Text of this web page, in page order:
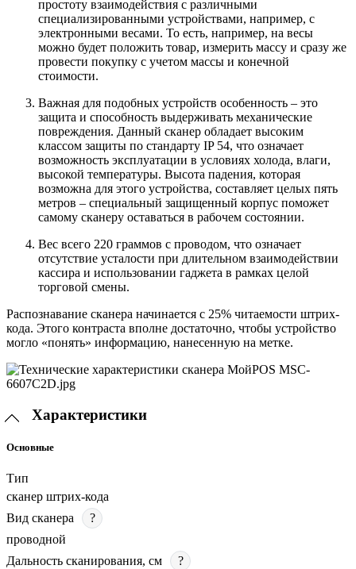
простоту взаимодействия с различными
специализированными устройствами, например, с
электронными весами. То есть, например, на весы
можно будет положить товар, измерить массу и сразу же
провести покупку с учетом массы и конечной
стоимости.
Важная для подобных устройств особенность – это
защита и способность выдерживать механические
повреждения. Данный сканер обладает высоким
классом защиты по стандарту IP 54, что означает
возможность эксплуатации в условиях холода, влаги,
высокой температуры. Высота падения, которая
возможна для этого устройства, составляет целых пять
метров – специальный защищенный корпус поможет
самому сканеру оставаться в рабочем состоянии.
Вес всего 220 граммов с проводом, что означает
отсутствие усталости при длительном взаимодействии
кассира и использовании гаджета в рамках целой
торговой смены.
Распознавание сканера начинается с 25% читаемости штрих-
кода. Этого контраста вполне достаточно, чтобы устройство
могло «понять» информацию, нанесенную на метке.
Характеристики
Основные
Тип
сканер штрих-кода
Вид сканера
?
проводной
Дальность сканирования, см
?